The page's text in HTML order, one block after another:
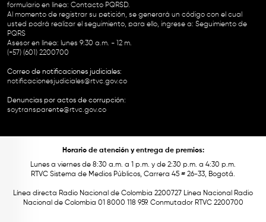
formulario en línea: Contacto PQRSD.
Al momento de registrar su petición, se generará un código con el cual
usted podrá realizar el seguimiento, para ello, ingrese a: Seguimiento de
PQRS
Asesor en línea: lunes 9:30 a.m. - 12 m.
(+57) (601) 2200700
Correo de notificaciones judiciales:
notificacionesjudiciales@rtvc.gov.co
Denuncias por actos de corrupción:
soytransparente@rtvc.gov.co
Horario de atención y entrega de premios:
Lunes a viernes de 8:30 a.m. a 1 p.m. y de 2:30 p.m. a 4:30 p.m.
RTVC Sistema de Medios Públicos, Carrera 45 # 26-33, Bogotá.
Línea directa Radio Nacional de Colombia 2200727 Línea Nacional Radio
Nacional de Colombia 01 8000 118 959. Conmutador RTVC 2200700